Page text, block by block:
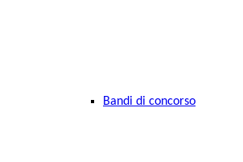
Bandi di concorso